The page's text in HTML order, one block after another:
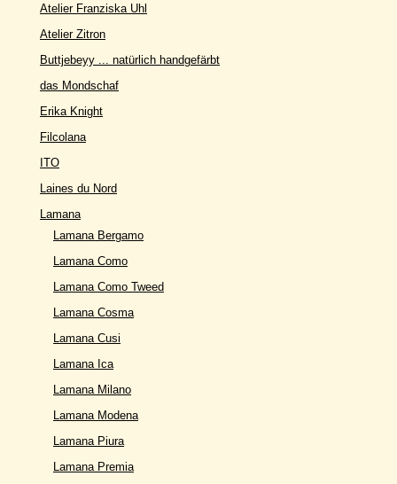
Atelier Franziska Uhl
Atelier Zitron
Buttjebeyy ... natürlich handgefärbt
das Mondschaf
Erika Knight
Filcolana
ITO
Laines du Nord
Lamana
Lamana Bergamo
Lamana Como
Lamana Como Tweed
Lamana Cosma
Lamana Cusi
Lamana Ica
Lamana Milano
Lamana Modena
Lamana Piura
Lamana Premia